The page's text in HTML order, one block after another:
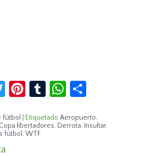
Twitter
Pinterest
TumblrWhatsApp
fútbol Etiquetado Aeropuerto,
Copa libertadores, Derrota, Insultar,
fútbol,WTF